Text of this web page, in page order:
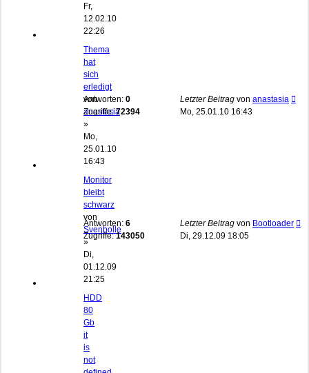
Fr,
12.02.10
22:26
Thema
hat
sich
erledigt
von
anastasia
»
Mo,
25.01.10
16:43
Antworten: 0
Zugriffe:72394
Letzter Beitrag von anastasia
Mo, 25.01.10 16:43
Monitor
bleibt
schwarz
von
Svenbolle
»
Di,
01.12.09
21:25
Antworten: 6
Zugriffe:143050
Letzter Beitrag von Bootloader
Di, 29.12.09 18:05
HDD
80
Gb
it
is
not